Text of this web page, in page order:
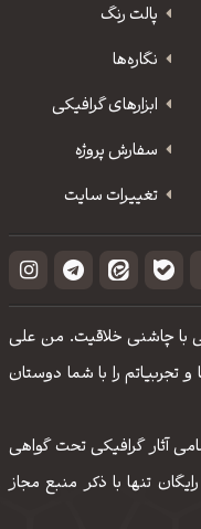
پالت رنگ
نگاره‌ها
ابزارهای گرافیکی
سفارش پروژه
تغییرات سایت
با چاشنی خلاقیت. من علی
تجربیاتم را با شما دوستان
آثار گرافیکی تحت گواهی
رایگان تنها با ذکر منبع مجاز